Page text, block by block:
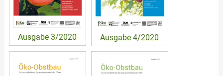
Ausgabe 3/2020 Ausgabe 4/2020